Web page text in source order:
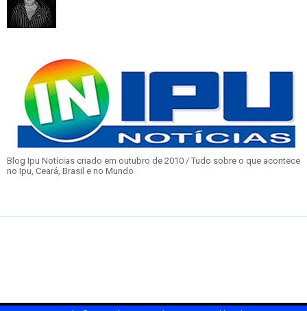
Blog Ipu Notícias criado em outubro de 2010 / Tudo sobre o que acontece
no Ipu, Ceará, Brasil e no Mundo